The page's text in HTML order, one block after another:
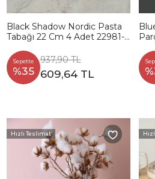
Black Shadow Nordic Pasta
Tabağı 22 Cm 4 Adet 22981-
Sepette
%35
937,90 TL
609,64 TL
Hızlı Teslimat